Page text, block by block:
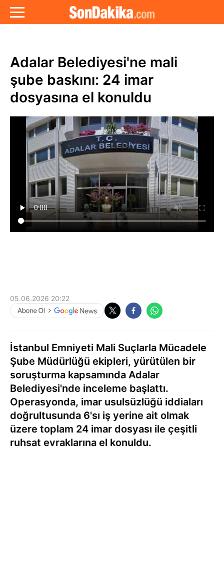
Adalar Belediyesi'ne mali
şube baskını: 24 imar
dosyasına el konuldu
05.06.2026 20:22
İstanbul Emniyeti Mali Suçlarla Mücadele
Şube Müdürlüğü ekipleri, yürütülen bir
soruşturma kapsamında Adalar
Belediyesi'nde inceleme başlattı.
Operasyonda, imar usulsüzlüğü iddiaları
doğrultusunda 6'sı iş yerine ait olmak
üzere toplam 24 imar dosyası ile çeşitli
ruhsat evraklarına el konuldu.